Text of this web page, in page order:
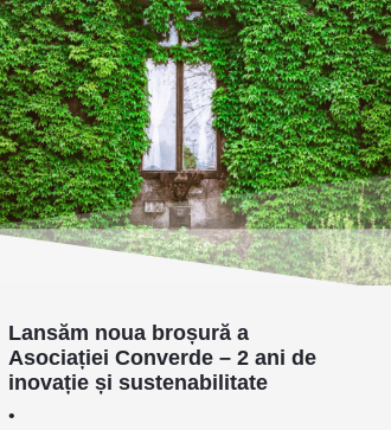
Lansăm noua broșură a
Asociației Converde – 2 ani de
inovație și sustenabilitate
•